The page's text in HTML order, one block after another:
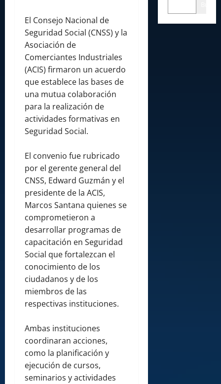
El Consejo Nacional de
Seguridad Social (CNSS) y la
Asociación de
Comerciantes Industriales
(ACIS) firmaron un acuerdo
que establece las bases de
una mutua colaboración
para la realización de
actividades formativas en
Seguridad Social.
El convenio fue rubricado
por el gerente general del
CNSS, Edward Guzmán y el
presidente de la ACIS,
Marcos Santana quienes se
comprometieron a
desarrollar programas de
capacitación en Seguridad
Social que fortalezcan el
conocimiento de los
ciudadanos y de los
miembros de las
respectivas instituciones.
Ambas instituciones
coordinaran acciones,
como la planificación y
ejecución de cursos,
seminarios y actividades